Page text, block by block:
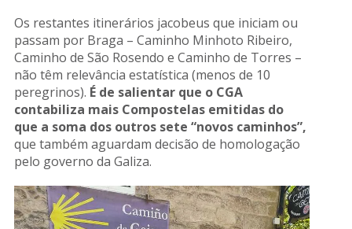
Os restantes itinerários jacobeus que iniciam ou
passam por Braga – Caminho Minhoto Ribeiro,
Caminho de São Rosendo e Caminho de Torres –
não têm relevância estatística (menos de 10
peregrinos). É de salientar que o CGA
contabiliza mais Compostelas emitidas do
que a soma dos outros sete “novos caminhos”,
que também aguardam decisão de homologação
pelo governo da Galiza.